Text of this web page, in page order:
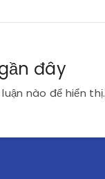
đây
nào để hiển thị.